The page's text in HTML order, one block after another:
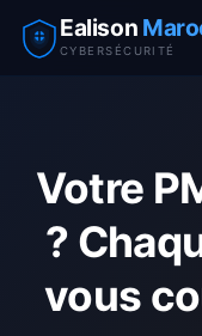
Ealison
CYBERSÉCURITÉ
Votre
?
vous